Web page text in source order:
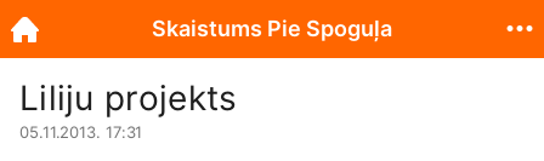
Liliju projekts
05.11.2013. 17:31
Skaistums Pie Spoguļa